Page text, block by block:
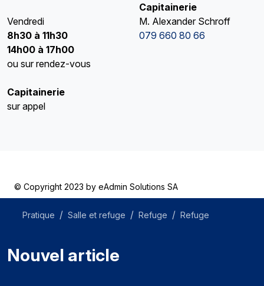
Vendredi
8h30 à 11h30
14h00 à 17h00
ou sur rendez-vous
Capitainerie
sur appel
Capitainerie
M. Alexander Schroff
079 660 80 66
© Copyright 2023 by eAdmin Solutions SA
Pratique Salle et refuge Refuge Refuge
Nouvel article